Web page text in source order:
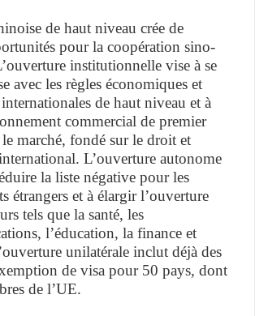
de haut niveau crée de
pour la coopération sino-
institutionnelle vise à se
avec les règles économiques et
de haut niveau et à
commercial de premier
marché, fondé sur le droit et
L’ouverture autonome
la liste négative pour les
étrangers et à élargir l’ouverture
tels que la santé, les
l’éducation, la finance et
unilatérale inclut déjà des
de visa pour 50 pays, dont
de l’UE.